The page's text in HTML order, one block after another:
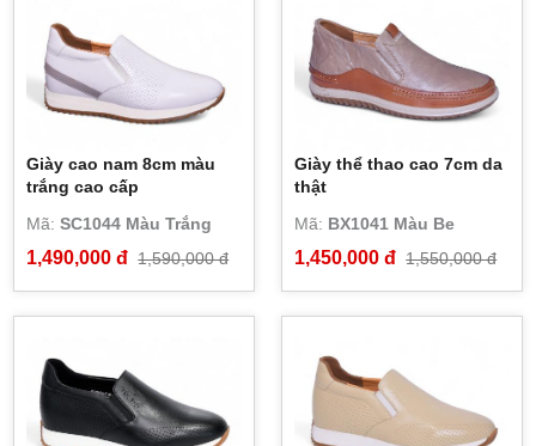
Giày cao nam 8cm màu
trắng cao cấp
Mã:SC1044 Màu Trắng
1,490,000 đ 1,590,000 đ
Giày thể thao cao 7cm da
thật
Mã: BX1041 Màu Be
1,450,000 đ 1,550,000 đ